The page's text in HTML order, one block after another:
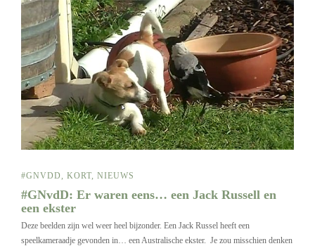
#GNVDD KORT NIEUWS
#GNvdD: Er waren eens… een Jack Russell en
een ekster
Deze beelden zijn wel weer heel bijzonder. Een Jack Russel heeft een
speelkameraadje gevonden in… een Australische ekster. Je zou misschien denken